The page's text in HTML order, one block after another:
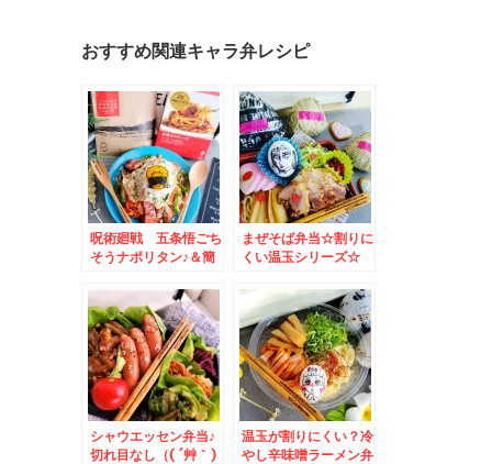
おすすめ関連キャラ弁レシピ
呪術廻戦 五条悟ごち
そうナポリタン♪＆簡
♪
まぜそば弁当☆割りに
くい温玉シリーズ☆
シャウエッセン弁当♪
切れ目なし（( ´艸｀)
温玉が割りにくい？冷
やし辛味噌ラーメン弁